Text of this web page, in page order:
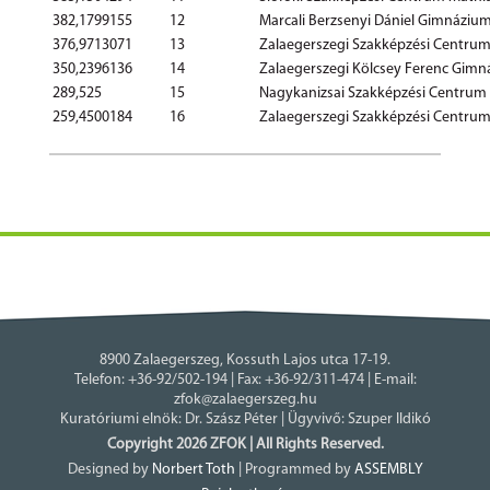
382,1799155
12
Marcali Berzsenyi Dániel
376,9713071
13
Zalaegerszegi Szakképzési
350,2396136
14
Zalaegerszegi Kölcsey Ferenc
289,525
15
Nagykanizsai Szakképzési
259,4500184
16 Zalaegerszegi Szakképzési
8900 Zalaegerszeg, Kossuth Lajos utca 17-19.
Telefon: +36-92/502-194 | Fax: +36-92/311-474 | E-mail:
zfok@zalaegerszeg.hu
Kuratóriumi elnök: Dr. Szász Péter | Ügyvivő: Szuper Ildikó
Copyright 2026 ZFOK | All Rights Reserved.
Designed by Norbert Toth | Programmed by ASSEMBLY